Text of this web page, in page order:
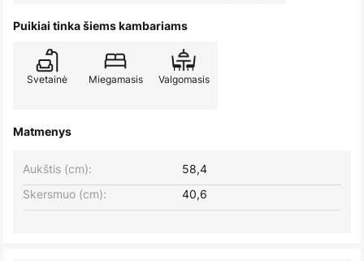
Puikiai tinka šiems kambariams
Svetainė Miegamasis Valgomasis
Matmenys
Aukštis (cm):
58,4
Skersmuo (cm):
40,6